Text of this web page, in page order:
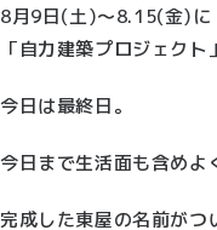
8月9日(土)～8.15(金)に
「自力建築プロジェク
今日は最終日。
今日まで生活面も含めよ
完成した東屋の名前がつ